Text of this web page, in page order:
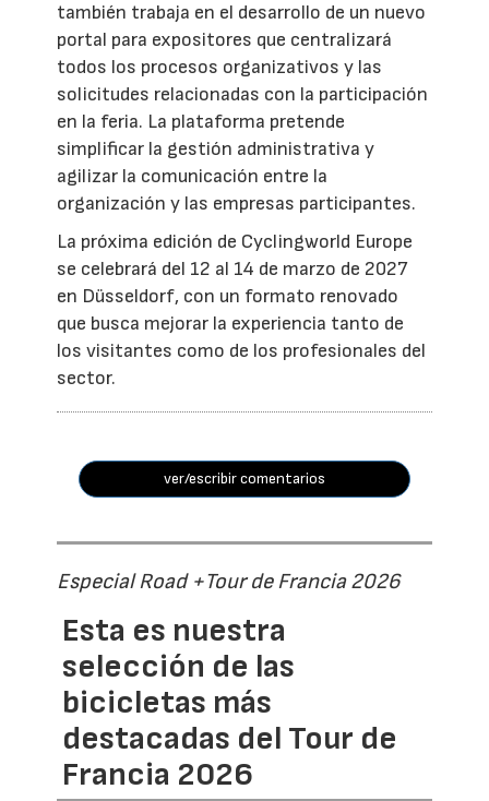
también trabaja en el desarrollo de un nuevo
portal para expositores que centralizará
todos los procesos organizativos y las
solicitudes relacionadas con la participación
en la feria. La plataforma pretende
simplificar la gestión administrativa y
agilizar la comunicación entre la
organización y las empresas participantes.
La próxima edición de Cyclingworld Europe
se celebrará del 12 al 14 de marzo de 2027
en Düsseldorf, con un formato renovado
que busca mejorar la experiencia tanto de
los visitantes como de los profesionales del
sector.
ver/escribir comentarios
Especial Road +Tour de Francia 2026
Esta es nuestra
selección de las
bicicletas más
destacadas del Tour de
Francia 2026